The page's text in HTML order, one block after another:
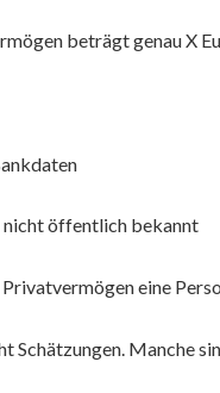
beträgt genau X
nicht öffentlich bekannt
eine
Schätzungen. Manche